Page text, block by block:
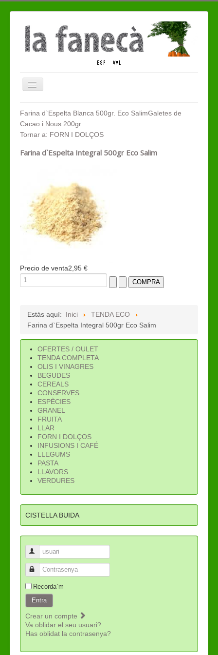
Alternar
QUI SOM
TENDA ECO
Farina d`Espelta Blanca 500gr. Eco SalimGaletes de
Cacao i Nous 200gr
Tornar a: FORN I DOLÇOS
Farina d`Espelta Integral 500gr Eco Salim
Precio de venta2,95 €
Estàs aquí: Inici
TENDA ECO
Farina d`Espelta Integral 500gr Eco Salim
OFERTES / OULET
TENDA COMPLETA
OLIS I VINAGRES
BEGUDES
CEREALS
CONSERVES
ESPÈCIES
GRANEL
FRUITA
LLAR
FORN I DOLÇOS
INFUSIONS I CAFÉ
LLEGUMS
PASTA
LLAVORS
VERDURES
CISTELLA BUIDA
usuari
Contrasenya
Recorda`m
Entra
Crear un compte
Va oblidar el seu usuari?
Has oblidat la contrasenya?